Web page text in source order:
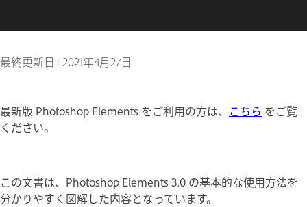
最終更新日 :2021年4月27日
最新版 Photoshop Elements をご利用の方は、 こちら をご覧
ください。
この文書は、Photoshop Elements 3.0 の基本的な使用方法を
分かりやすく図解した内容となっています。